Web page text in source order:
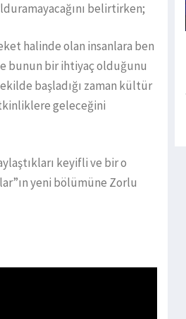
belirtirken;
halinde olan insanlara ben
bunun bir ihtiyaç olduğunu
başladığı zaman kültür
geleceğini
keyifli ve bir o
yeni bölümüne Zorlu